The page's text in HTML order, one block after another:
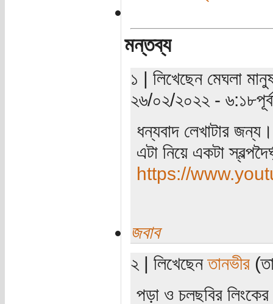
মন্তব্য
১ | লিখেছেন মেঘলা
২৬/০২/২০২২ -
ধন্যবাদ লেখাটার জন্য।
এটা নিয়ে একটা
https://
জবাব
২ | লিখেছেনতানভীর
পড়া ও চলছবির